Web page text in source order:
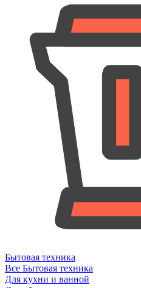
Бытовая техника
Все Бытовая техника
Для кухни и ванной